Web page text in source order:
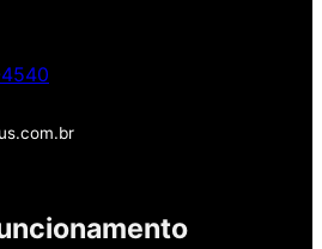
Europeu de